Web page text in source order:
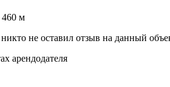
460 м
не оставил отзыв на данный
арендодателя